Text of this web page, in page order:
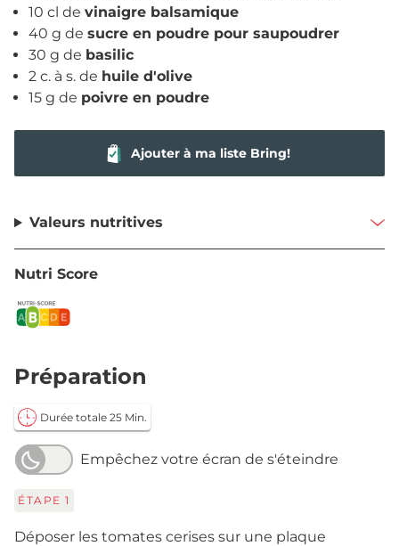
10 cl de vinaigre balsamique
40 g de sucre en poudre pour saupoudrer
30 g de basilic
2 c. à s. de huile d'olive
15 g de poivre en poudre
Ajouter à ma liste Bring!
Valeurs nutritives
Nutri Score
Préparation
Durée totale 25 Min.
Empêchez votre écran de s'éteindre
ÉTAPE 1
Déposer les tomates cerises sur une plaque